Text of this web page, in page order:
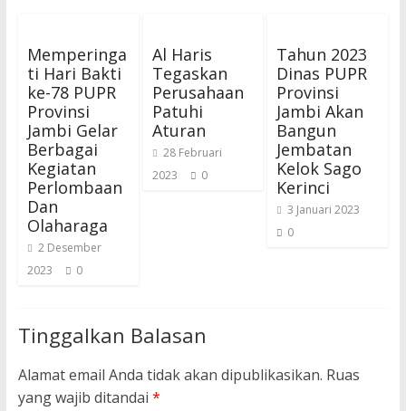
Memperinga
ti Hari Bakti
ke-78 PUPR
Provinsi
Jambi Gelar
Berbagai
Kegiatan
Perlombaan
Dan
Olaharaga
2 Desember
2023
0
Al Haris
Tegaskan
Perusahaan
Patuhi
Aturan
28 Februari
2023
0
Tahun 2023
Dinas PUPR
Provinsi
Jambi Akan
Bangun
Jembatan
Kelok Sago
Kerinci
3 Januari 2023
0
Tinggalkan Balasan
Alamat email Anda tidak akan dipublikasikan. Ruas
yang wajib ditandai *